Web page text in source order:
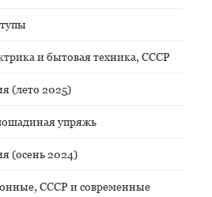
и бытовая техника, СССР
(лето 2025)
упряжь
(осень 2024)
СССР и современные